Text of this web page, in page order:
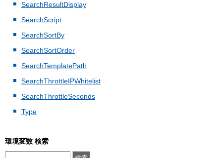
SearchResultDisplay
SearchScript
SearchSortBy
SearchSortOrder
SearchTemplatePath
SearchThrottleIPWhitelist
SearchThrottleSeconds
Type
環境変数 検索